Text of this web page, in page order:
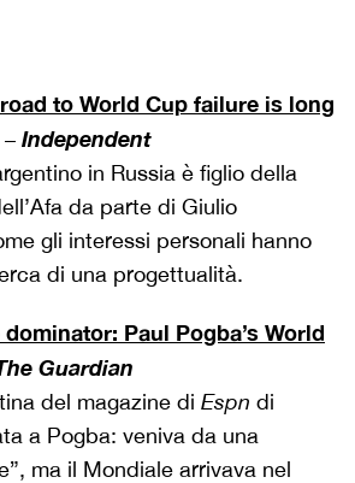
to World Cup failure is long
– Independent
in Russia è figlio della
da parte di Giulio
gli interessi personali hanno
di una progettualità.
Paul Pogba’s World
Guardian
del magazine di Espn di
a Pogba: veniva da una
ma il Mondiale arrivava nel